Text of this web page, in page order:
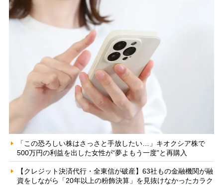
「この恐ろしい株はさっさと手放したい…」キオクシア株で
500万円の利益を出した女性が“夢よもう一度”と再購入
【クレジット決済代行・全東信が破産】63社もの金融機関が融
資をしながら「20年以上の粉飾決算」を見抜けなかったカラク